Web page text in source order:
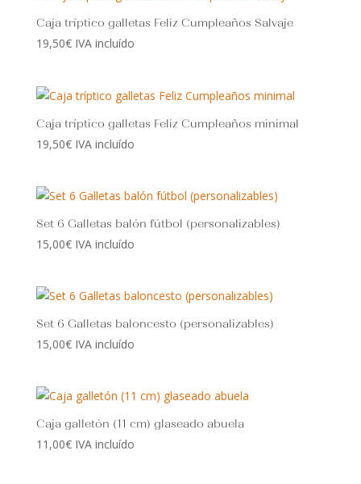
Caja tríptico galletas Feliz Cumpleaños Salvaje
19,50€ IVA incluído
Caja tríptico galletas Feliz Cumpleaños minimal
19,50€ IVA incluído
Set 6 Galletas balón fútbol (personalizables)
15,00€ IVA incluído
Set 6 Galletas baloncesto (personalizables)
15,00€ IVA incluído
Caja galletón (11 cm) glaseado abuela
11,00€ IVA incluído